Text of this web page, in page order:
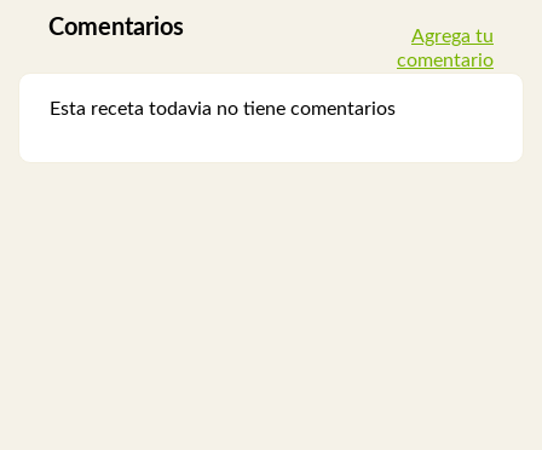
Comentarios
Agrega tu
comentario
Esta receta todavia no tiene comentarios